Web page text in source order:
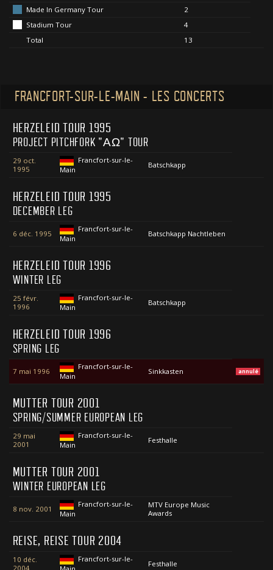
Made In Germany Tour
2
Stadium Tour
4
Total
13
FRANCFORT-SUR-LE-MAIN - LES CONCERTS
HERZELEID TOUR 1995
PROJECT PITCHFORK "ΑΩ" TOUR
29 oct.
1995
Francfort-sur-le-
Main
Batschkapp
HERZELEID TOUR 1995
DECEMBER LEG
6 déc. 1995
Francfort-sur-le-
Main
Batschkapp Nachtleben
HERZELEID TOUR 1996
WINTER LEG
25 févr.
1996
Francfort-sur-le-
Main
Batschkapp
HERZELEID TOUR 1996
SPRING LEG
7 mai 1996
Francfort-sur-le-
Main
Sinkkasten annulé
MUTTER TOUR 2001
SPRING/SUMMER EUROPEAN LEG
29 mai
2001
Francfort-sur-le-
Main
Festhalle
MUTTER TOUR 2001
WINTER EUROPEAN LEG
8 nov. 2001
Francfort-sur-le-
Main
MTV Europe Music
Awards
REISE, REISE TOUR 2004
10 déc.
2004
Francfort-sur-le-
Festhalle